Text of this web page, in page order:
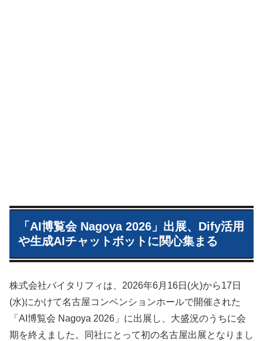
「AI博覧会 Nagoya 2026」出展、Dify活用
や生成AIチャットボットに関心集まる
株式会社バイタリフィは、2026年6月16日(火)から17日
(水)にかけて名古屋コンベンションホールで開催された
「AI博覧会 Nagoya 2026」に出展し、大盛況のうちに会
期を終えました。同社にとって初の名古屋出展となりまし